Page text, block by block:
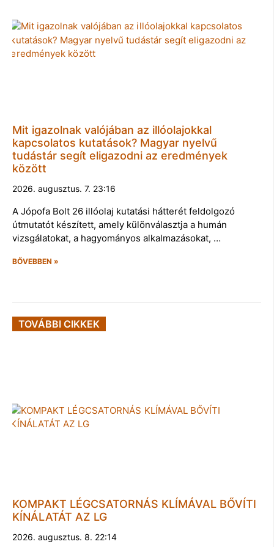
Mit igazolnak valójában az illóolajokkal
kapcsolatos kutatások? Magyar nyelvű
tudástár segít eligazodni az eredmények
között
2026. augusztus. 7. 23:16
A Jópofa Bolt 26 illóolaj kutatási hátterét feldolgozó
útmutatót készített, amely különválasztja a humán
vizsgálatokat, a hagyományos alkalmazásokat, …
BŐVEBBEN »
TOVÁBBI CIKKEK
KOMPAKT LÉGCSATORNÁS KLÍMÁVAL BŐVÍTI
KÍNÁLATÁT AZ LG
2026. augusztus. 8. 22:14